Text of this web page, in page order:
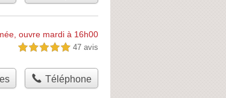
ouvre mardi à 16h00
5,0 étoiles sur 5 47 avis
Téléphone